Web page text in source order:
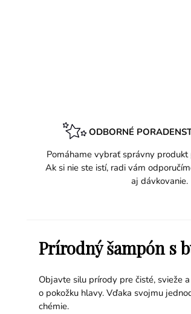
ODBORNÉ
Pomáhame vybrať správny
Ak si nie ste istí, radi vám
aj dávkovanie.
Prírodný šampón s
Objavte silu prírody pre čisté, svieže
o pokožku hlavy. Vďaka svojmu
chémie.